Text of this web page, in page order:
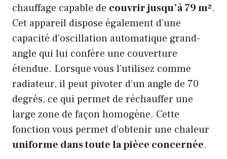
chauffage capable de couvrir jusqu’à 79 m².
Cet appareil dispose également d’une
capacité d’oscillation automatique grand-
angle qui lui confère une couverture
étendue. Lorsque vous l’utilisez comme
radiateur, il peut pivoter d’un angle de 70
degrés, ce qui permet de réchauffer une
large zone de façon homogène. Cette
fonction vous permet d’obtenir une chaleur
uniforme dans toute la pièce concernée.